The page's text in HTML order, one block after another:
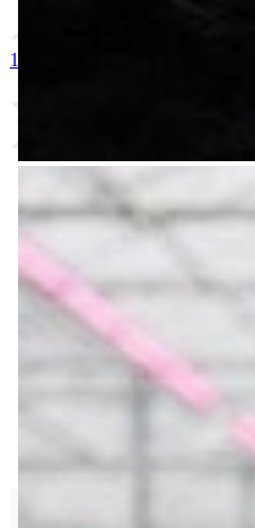
1. Stim Pure AA